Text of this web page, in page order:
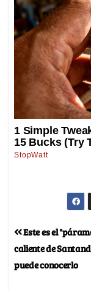
Este es el
caliente de
puede conocerlo